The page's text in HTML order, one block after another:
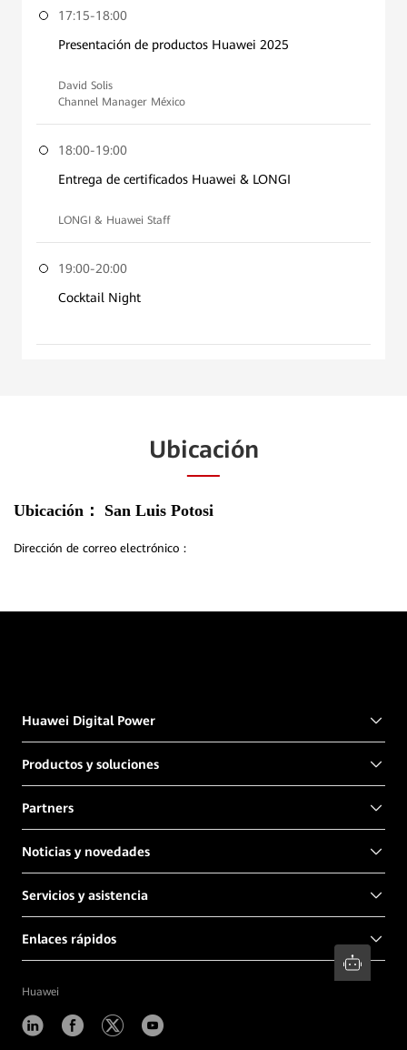
17:15-18:00
Presentación de productos Huawei 2025
David Solis
Channel Manager México
18:00-19:00
Entrega de certificados Huawei & LONGI
LONGI & Huawei Staff
19:00-20:00
Cocktail Night
Ubicación
Ubicación： San Luis Potosi
Dirección de correo electrónico：
Huawei Digital Power
Productos y soluciones
Partners
Noticias y novedades
Servicios y asistencia
Enlaces rápidos
Huawei